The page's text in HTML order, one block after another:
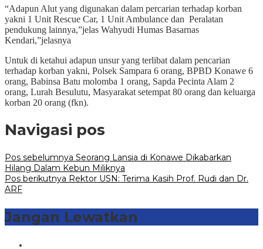
“Adapun Alut yang digunakan dalam percarian terhadap korban
yakni 1 Unit Rescue Car, 1 Unit Ambulance dan Peralatan
pendukung lainnya,”jelas Wahyudi Humas Basarnas
Kendari,”jelasnya
Untuk di ketahui adapun unsur yang terlibat dalam pencarian
terhadap korban yakni, Polsek Sampara 6 orang, BPBD Konawe 6
orang, Babinsa Batu molomba 1 orang, Sapda Pecinta Alam 2
orang, Lurah Besulutu, Masyarakat setempat 80 orang dan keluarga
korban 20 orang (fkn).
Navigasi pos
Pos sebelumnya Seorang Lansia di Konawe Dikabarkan
Hilang Dalam Kebun Miliknya
Pos berikutnya Rektor USN: Terima Kasih Prof. Rudi dan Dr.
ARF
Jangan Lewatkan